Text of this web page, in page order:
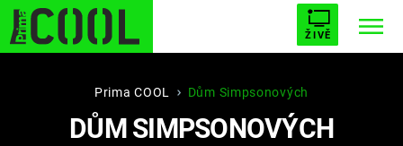
ŽIVĚ
STARHOUSE BUFFY, PŘEMOŽITELKA UPÍRŮ
PLNEJ KOTEL AVENGERS 5
Prima COOL Dům Simpsonových
DŮM SIMPSONOVÝCH